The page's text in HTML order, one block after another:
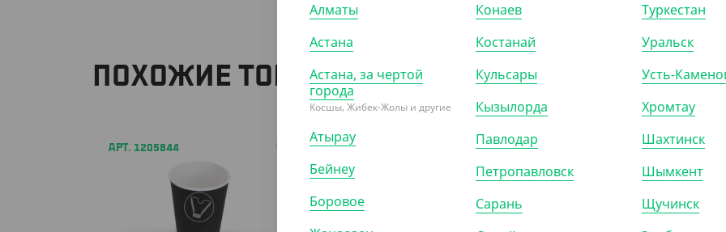
ПОХОЖИЕ ТОВАРЫ
АРТ. 1205844 АРТ. 1205855 АРТ. 12047046
Алматы
Астана
Астана, за чертой
города
Косшы, Жибек-Жолы и другие
Атырау
Бейнеу
Боровое
Конаев
Костанай
Кульсары
Кызылорда
Павлодар
Петропавловск
Сарань
Туркестан
Уральск
Усть-
Хромтау
Шахтинск
Шымкент
Щучинск